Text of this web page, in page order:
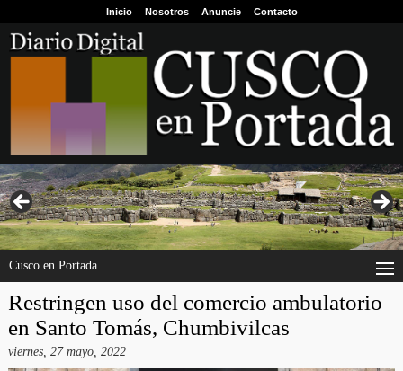
Inicio Nosotros Anuncie Contacto
Cusco en Portada
Restringen uso del comercio ambulatorio
en Santo Tomás, Chumbivilcas
viernes, 27 mayo, 2022